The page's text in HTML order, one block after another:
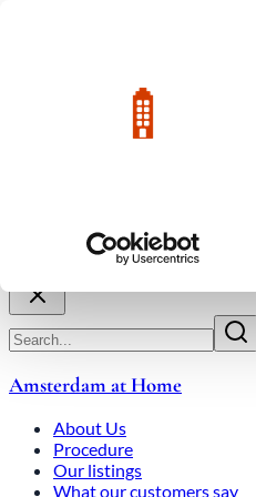
City Center: Average price per
Amsterdam at Home
About Us
Procedure
Our listings
What our customers say